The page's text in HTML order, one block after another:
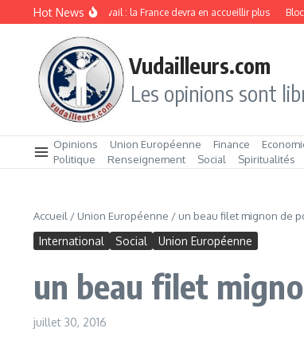
Aller au contenu
Hot News
Immigration de travail : la France devra en accueillir plus
Vudailleurs.com
Les opinions sont
Opinions Union Européenne Finance
Politique
Renseignement Social Spiritualités
Accueil / Union Européenne / un beau filet mignon de
International Social Union Européenne
un beau filet
juillet 30, 2016